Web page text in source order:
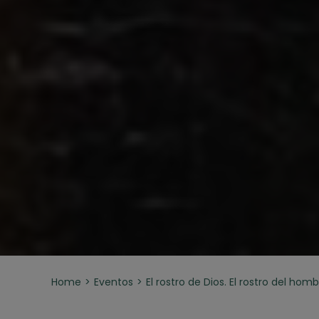
Home Eventos El rostro de Dios. El rostro del